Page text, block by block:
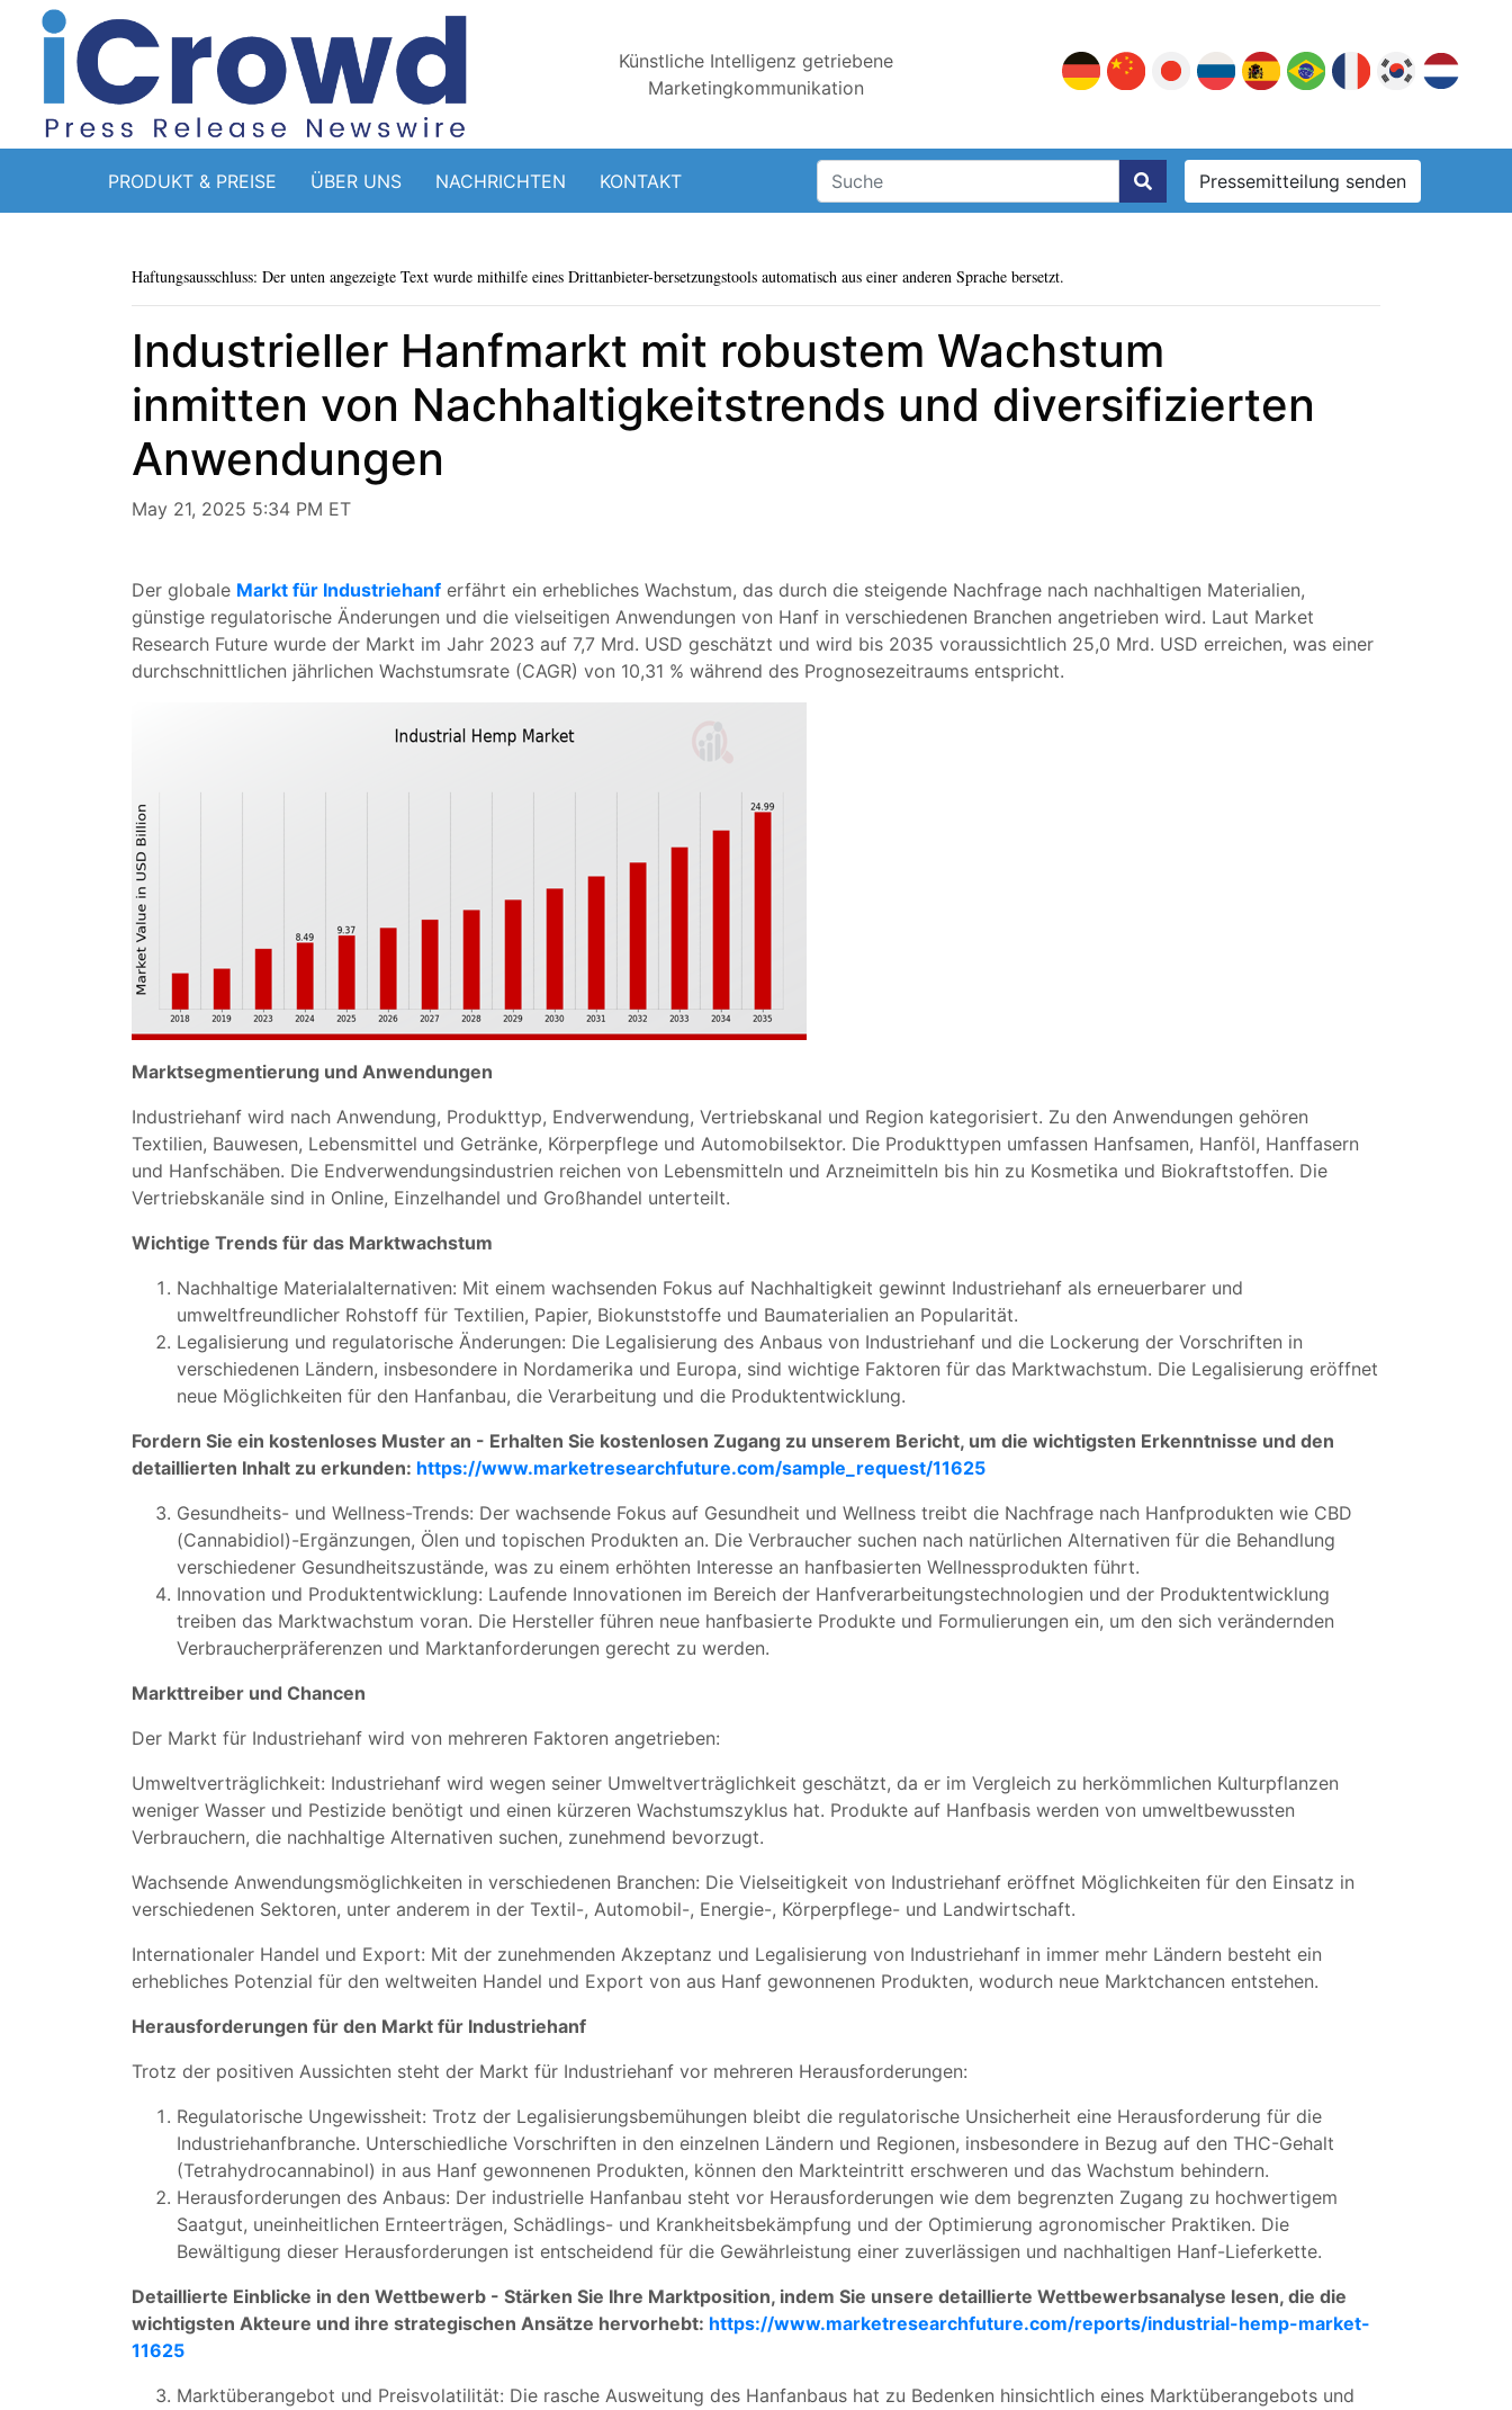
Künstliche Intelligenz getriebene
Marketingkommunikation
PRODUKT & PREISE ÜBER UNS NACHRICHTEN KONTAKT Pressemitteilung senden
Haftungsausschluss: Der unten angezeigte Text wurde mithilfe eines Drittanbieter-bersetzungstools automatisch aus einer anderen Sprache bersetzt.
Industrieller Hanfmarkt mit robustem Wachstum
inmitten von Nachhaltigkeitstrends und diversifizierten
Anwendungen
May 21, 2025 5:34 PM ET
Der globale Markt für Industriehanf erfährt ein erhebliches Wachstum, das durch die steigende Nachfrage nach nachhaltigen Materialien,
günstige regulatorische Änderungen und die vielseitigen Anwendungen von Hanf in verschiedenen Branchen angetrieben wird. Laut Market
Research Future wurde der Markt im Jahr 2023 auf 7,7 Mrd. USD geschätzt und wird bis 2035 voraussichtlich 25,0 Mrd. USD erreichen, was einer
durchschnittlichen jährlichen Wachstumsrate (CAGR) von 10,31 % während des Prognosezeitraums entspricht.
Marktsegmentierung und Anwendungen
Industriehanf wird nach Anwendung, Produkttyp, Endverwendung, Vertriebskanal und Region kategorisiert. Zu den Anwendungen gehören
Textilien, Bauwesen, Lebensmittel und Getränke, Körperpflege und Automobilsektor. Die Produkttypen umfassen Hanfsamen, Hanföl, Hanffasern
und Hanfschäben. Die Endverwendungsindustrien reichen von Lebensmitteln und Arzneimitteln bis hin zu Kosmetika und Biokraftstoffen. Die
Vertriebskanäle sind in Online, Einzelhandel und Großhandel unterteilt.
Wichtige Trends für das Marktwachstum
Nachhaltige Materialalternativen: Mit einem wachsenden Fokus auf Nachhaltigkeit gewinnt Industriehanf als erneuerbarer und
umweltfreundlicher Rohstoff für Textilien, Papier, Biokunststoffe und Baumaterialien an Popularität.
Legalisierung und regulatorische Änderungen: Die Legalisierung des Anbaus von Industriehanf und die Lockerung der Vorschriften in
verschiedenen Ländern, insbesondere in Nordamerika und Europa, sind wichtige Faktoren für das Marktwachstum. Die Legalisierung eröffnet
neue Möglichkeiten für den Hanfanbau, die Verarbeitung und die Produktentwicklung.
Fordern Sie ein kostenloses Muster an - Erhalten Sie kostenlosen Zugang zu unserem Bericht, um die wichtigsten Erkenntnisse und den
detaillierten Inhalt zu erkunden: https://www.marketresearchfuture.com/sample_request/11625
Gesundheits- und Wellness-Trends: Der wachsende Fokus auf Gesundheit und Wellness treibt die Nachfrage nach Hanfprodukten wie CBD
(Cannabidiol)-Ergänzungen, Ölen und topischen Produkten an. Die Verbraucher suchen nach natürlichen Alternativen für die Behandlung
verschiedener Gesundheitszustände, was zu einem erhöhten Interesse an hanfbasierten Wellnessprodukten führt.
Innovation und Produktentwicklung: Laufende Innovationen im Bereich der Hanfverarbeitungstechnologien und der Produktentwicklung
treiben das Marktwachstum voran. Die Hersteller führen neue hanfbasierte Produkte und Formulierungen ein, um den sich verändernden
Verbraucherpräferenzen und Marktanforderungen gerecht zu werden.
Markttreiber und Chancen
Der Markt für Industriehanf wird von mehreren Faktoren angetrieben:
Umweltverträglichkeit: Industriehanf wird wegen seiner Umweltverträglichkeit geschätzt, da er im Vergleich zu herkömmlichen Kulturpflanzen
weniger Wasser und Pestizide benötigt und einen kürzeren Wachstumszyklus hat. Produkte auf Hanfbasis werden von umweltbewussten
Verbrauchern, die nachhaltige Alternativen suchen, zunehmend bevorzugt.
Wachsende Anwendungsmöglichkeiten in verschiedenen Branchen: Die Vielseitigkeit von Industriehanf eröffnet Möglichkeiten für den Einsatz in
verschiedenen Sektoren, unter anderem in der Textil-, Automobil-, Energie-, Körperpflege- und Landwirtschaft.
Internationaler Handel und Export: Mit der zunehmenden Akzeptanz und Legalisierung von Industriehanf in immer mehr Ländern besteht ein
erhebliches Potenzial für den weltweiten Handel und Export von aus Hanf gewonnenen Produkten, wodurch neue Marktchancen entstehen.
Herausforderungen für den Markt für Industriehanf
Trotz der positiven Aussichten steht der Markt für Industriehanf vor mehreren Herausforderungen:
Regulatorische Ungewissheit: Trotz der Legalisierungsbemühungen bleibt die regulatorische Unsicherheit eine Herausforderung für die
Industriehanfbranche. Unterschiedliche Vorschriften in den einzelnen Ländern und Regionen, insbesondere in Bezug auf den THC-Gehalt
(Tetrahydrocannabinol) in aus Hanf gewonnenen Produkten, können den Markteintritt erschweren und das Wachstum behindern.
Herausforderungen des Anbaus: Der industrielle Hanfanbau steht vor Herausforderungen wie dem begrenzten Zugang zu hochwertigem
Saatgut, uneinheitlichen Ernteerträgen, Schädlings- und Krankheitsbekämpfung und der Optimierung agronomischer Praktiken. Die
Bewältigung dieser Herausforderungen ist entscheidend für die Gewährleistung einer zuverlässigen und nachhaltigen Hanf-Lieferkette.
Detaillierte Einblicke in den Wettbewerb - Stärken Sie Ihre Marktposition, indem Sie unsere detaillierte Wettbewerbsanalyse lesen, die die
wichtigsten Akteure und ihre strategischen Ansätze hervorhebt: https://www.marketresearchfuture.com/reports/industrial-hemp-market-
11625
Marktüberangebot und Preisvolatilität: Die rasche Ausweitung des Hanfanbaus hat zu Bedenken hinsichtlich eines Marktüberangebots und